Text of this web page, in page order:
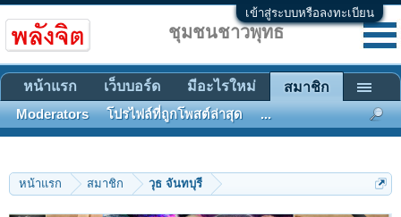
เข้าสู่ระบบหรือลงทะเบียน
หน้าแรก สมาชิก วุธ จันทบุรี
ชุมชนชาวพุทธ
หน้าแรก เว็บบอร์ด มีอะไรใหม่ สมาชิก
Moderators โปรไฟล์ที่ถูกโพสต์ล่าสุด ...